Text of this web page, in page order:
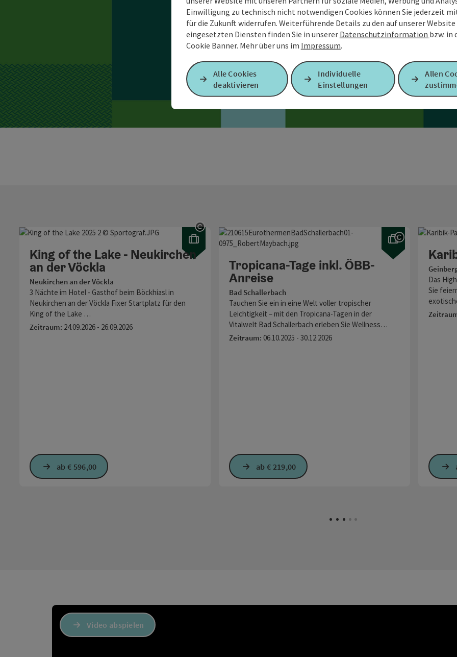
Jetzt deinen Urlaub planen!
Zur Reisebegleiterin
Copyright öffnen
King of the Lake - Neukirchen
an der Vöckla
Neukirchen an der Vöckla
3 Nächte im Hotel - Gasthof beim Böckhiasl in
Neukirchen an der Vöckla Fixer Startplatz für den
King of the Lake …
Zeitraum: 24.09.2026 - 26.09.2026
ab € 596,00
Copyright
Tropicana-Tage inkl. ÖBB-
Anreise
Bad Schallerbach
Tauchen Sie ein in eine Welt voller tropischer
Leichtigkeit – mit den Tropicana-Tagen in der
Vitalwelt Bad Schallerbach erleben Sie Wellness…
Zeitraum: 06.10.2025 - 30.12.2026
ab € 219,00
Das
Sie
Video abspielen
Einwilligung zu technisch nicht notwendigen Cookies können Sie jederzeit
für die Zukunft widerrufen. Weiterführende Details zu den auf unserer Website
eingesetzten Diensten finden Sie in unserer Datenschutzinformation bzw. in
Cookie Banner. Mehr über uns im Impressum.
Alle Cookies
deaktivieren
Individuelle
Einstellungen
Allen